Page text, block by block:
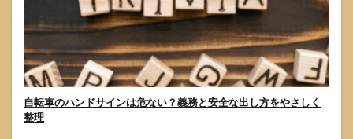
自転車のハンドサインは危ない？義務と安全な出し方をやさしく
整理